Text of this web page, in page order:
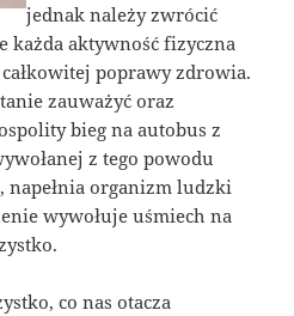
jednak należy zwrócić
każda aktywność fizyczna
poprawy zdrowia.
zauważyć oraz
bieg na autobus z
z tego powodu
napełnia organizm ludzki
wywołuje uśmiech na
co nas otacza